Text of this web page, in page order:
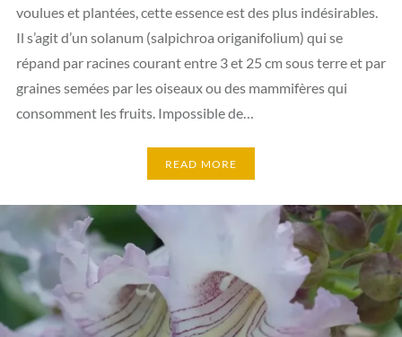
voulues et plantées, cette essence est des plus indésirables.
Il s’agit d’un solanum (salpichroa origanifolium) qui se
répand par racines courant entre 3 et 25 cm sous terre et par
graines semées par les oiseaux ou des mammifères qui
consomment les fruits. Impossible de…
READ MORE